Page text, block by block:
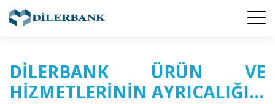
DILERBANK ÜRÜN VE
HIZMETLERININ AYRICALIĞI...